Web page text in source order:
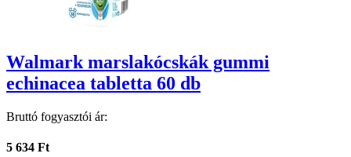
Walmark marslakócskák gummi
echinacea tabletta 60 db
Bruttó fogyasztói ár:
5 634 Ft